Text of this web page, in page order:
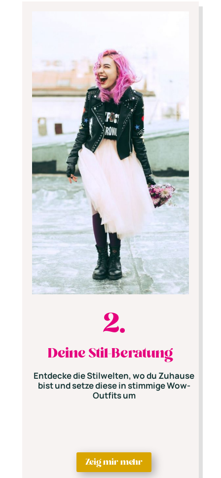
2.
Deine Stil-Beratung
Entdecke die Stilwelten, wo du Zuhause
bist und setze diese in stimmige Wow-
Outfits um
Zeig mir mehr